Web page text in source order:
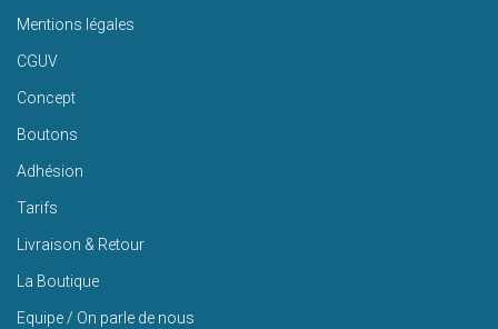
Mentions légales
CGUV
Concept
Boutons
Adhésion
Tarifs
Livraison & Retour
La Boutique
Equipe / On parle de nous